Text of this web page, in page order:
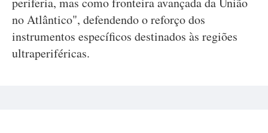
no Atlântico", defendendo o reforço dos
instrumentos específicos destinados às regiões
ultraperiféricas.